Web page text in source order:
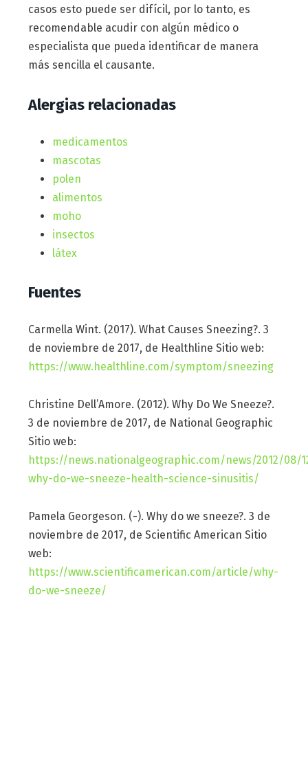
casos esto puede ser difícil, por lo tanto, es
recomendable acudir con algún médico o
especialista que pueda identificar de manera
más sencilla el causante.
Alergias relacionadas
medicamentos
mascotas
polen
alimentos
moho
insectos
látex
Fuentes
Carmella Wint. (2017). What Causes Sneezing?. 3
de noviembre de 2017, de Healthline Sitio web:
https://www.healthline.com/symptom/sneezing
Christine Dell’Amore. (2012). Why Do We Sneeze?.
3 de noviembre de 2017, de National Geographic
Sitio web:
https://news.nationalgeographic.com/news/2012/08/
why-do-we-sneeze-health-science-sinusitis/
Pamela Georgeson. (-). Why do we sneeze?. 3 de
noviembre de 2017, de Scientific American Sitio
web:
https://www.scientificamerican.com/article/why-
do-we-sneeze/